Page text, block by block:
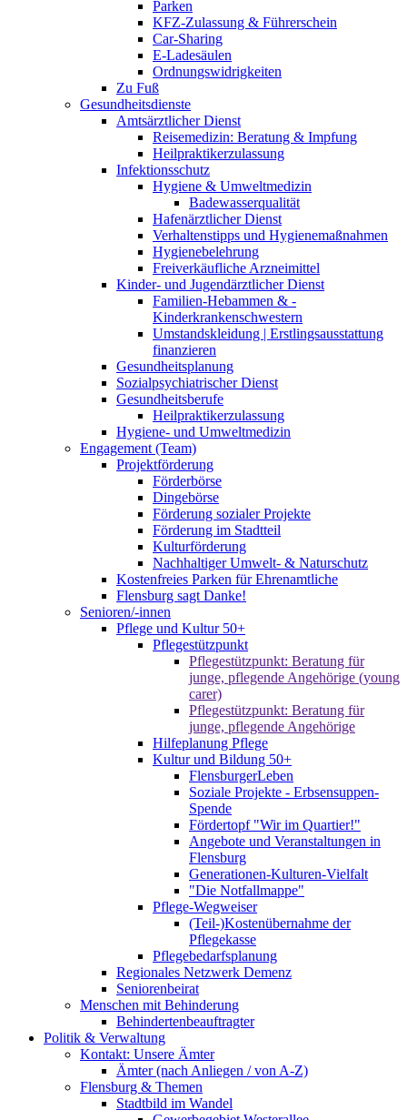
Parken
KFZ-Zulassung & Führerschein
Car-Sharing
E-Ladesäulen
Ordnungswidrigkeiten
Zu Fuß
Gesundheitsdienste
Amtsärztlicher Dienst
Reisemedizin: Beratung & Impfung
Heilpraktikerzulassung
Infektionsschutz
Hygiene & Umweltmedizin
Badewasserqualität
Hafenärztlicher Dienst
Verhaltenstipps und Hygienemaßnahmen
Hygienebelehrung
Freiverkäufliche Arzneimittel
Kinder- und Jugendärztlicher Dienst
Familien-Hebammen & -
Kinderkrankenschwestern
Umstandskleidung | Erstlingsausstattung
finanzieren
Gesundheitsplanung
Sozialpsychiatrischer Dienst
Gesundheitsberufe
Heilpraktikerzulassung
Hygiene- und Umweltmedizin
Engagement (Team)
Projektförderung
Förderbörse
Dingebörse
Förderung sozialer Projekte
Förderung im Stadtteil
Kulturförderung
Nachhaltiger Umwelt- & Naturschutz
Kostenfreies Parken für Ehrenamtliche
Flensburg sagt Danke!
Senioren/-innen
Pflege und Kultur 50+
Pflegestützpunkt
Pflegestützpunkt: Beratung für
junge, pflegende Angehörige (young
carer)
Pflegestützpunkt: Beratung für
junge, pflegende Angehörige
Hilfeplanung Pflege
Kultur und Bildung 50+
FlensburgerLeben
Soziale Projekte - Erbsensuppen-
Spende
Fördertopf "Wir im Quartier!"
Angebote und Veranstaltungen in
Flensburg
Generationen-Kulturen-Vielfalt
"Die Notfallmappe"
Pflege-Wegweiser
(Teil-)Kostenübernahme der
Pflegekasse
Pflegebedarfsplanung
Regionales Netzwerk Demenz
Seniorenbeirat
Menschen mit Behinderung
Behindertenbeauftragter
Politik & Verwaltung
Kontakt: Unsere Ämter
Ämter (nach Anliegen / von A-Z)
Flensburg & Themen
Stadtbild im Wandel